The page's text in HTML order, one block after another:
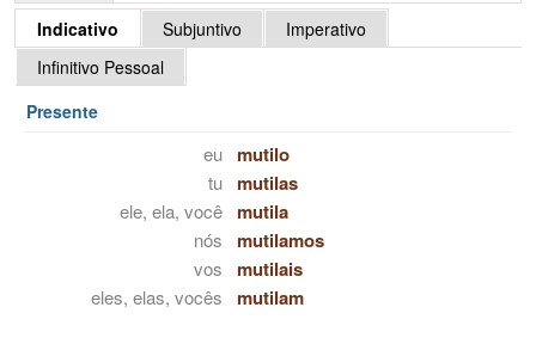
Indicativo Subjuntivo
Imperativo
Infinitivo Pessoal
Presente
eu mutilo
tu mutilas
ele, ela, você mutila
nós mutilamos
vos mutilais
eles, elas, vocês mutilam